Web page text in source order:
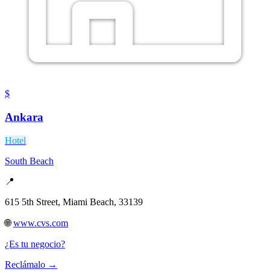
$
Ankara
Hotel
South Beach
📍
615 5th Street, Miami Beach, 33139
🌐 www.cvs.com
¿Es tu negocio?
Reclámalo →